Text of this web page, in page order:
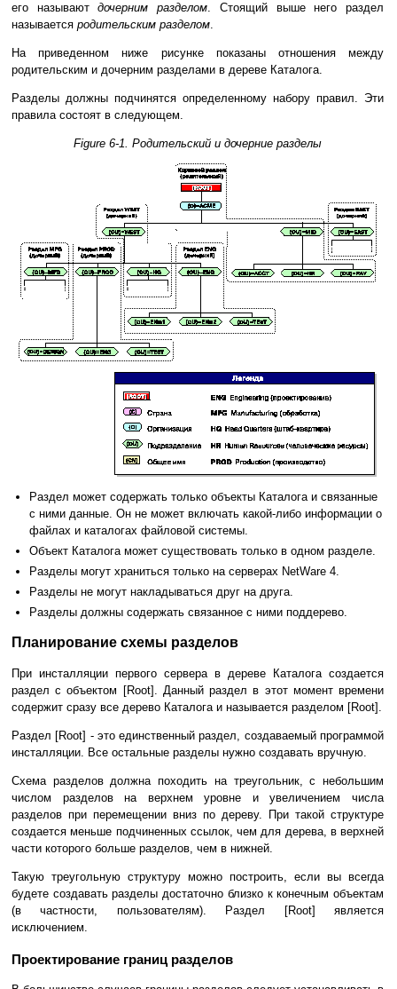
его называютдочерним разделом. Стоящий выше него раздел
называется родительским разделом.
На приведенном ниже рисунке показаны отношения между
родительским и дочерним разделами в дереве Каталога.
Разделы должны подчинятся определенному набору правил. Эти
правила состоят в следующем.
Figure 6-1. Родительский и дочерние разделы
Раздел может содержать только объекты Каталога и связанные
с ними данные. Он не может включать какой-либо информации о
файлах и каталогах файловой системы.
Объект Каталога может существовать только в одном разделе.
Разделы могут храниться только на серверах NetWare 4.
Разделы не могут накладываться друг на друга.
Разделы должны содержать связанное с ними поддерево.
Планирование схемы разделов
При инсталляции первого сервера в дереве Каталога создается
раздел с объектом [Root]. Данный раздел в этот момент времени
содержит сразу все дерево Каталога и называется разделом [Root].
Раздел [Root] - это единственный раздел, создаваемый программой
инсталляции. Все остальные разделы нужно создавать вручную.
Схема разделов должна походить на треугольник, с небольшим
числом разделов на верхнем уровне и увеличением числа
разделов при перемещении вниз по дереву. При такой структуре
создается меньше подчиненных ссылок, чем для дерева, в верхней
части которого больше разделов, чем в нижней.
Такую треугольную структуру можно построить, если вы всегда
будете создавать разделы достаточно близко к конечным объектам
(в частности, пользователям). Раздел [Root] является
исключением.
Проектирование границ разделов